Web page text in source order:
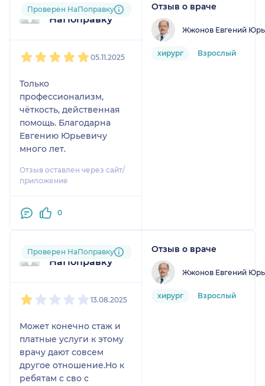
Пользователь
НаПоправку
Проверен НаПоправку
05.11.2025
Только
профессионализм,
чёткость, действенная
помощь. Благодарна
Евгению Юрьевичу
много лет.
Отзыв оставлен через сайт/
приложение
0
Отзыв о враче
Жжонов Евгений
хирург Взрослый
Пользователь
НаПоправку
Проверен НаПоправку
13.08.2025
Может конечно стаж и
платные услуги к этому
врачу дают совсем
другое отношение.Но к
ребятам с сво с
Отзыв о враче
Жжонов Евгений
хирург Взрослый